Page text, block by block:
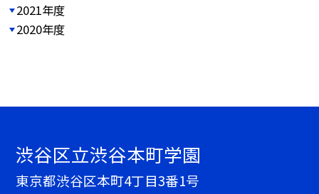
2021年度
2020年度
渋谷区立渋谷本町学園
東京都渋谷区本町4丁目3番1号